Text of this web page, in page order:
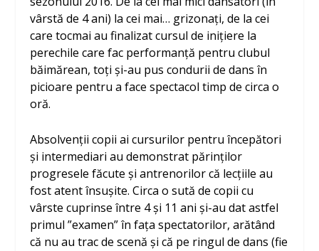
vârstă de 4 ani) la cei mai… grizonați, de la cei
care tocmai au finalizat cursul de inițiere la
perechile care fac performanță pentru clubul
băimărean, toți și-au pus condurii de dans în
picioare pentru a face spectacol timp de circa o
oră.
Absolvenții copii ai cursurilor pentru începători
și intermediari au demonstrat părinților
progresele făcute și antrenorilor că lecțiile au
fost atent însușite. Circa o sută de copii cu
vârste cuprinse între 4 și 11 ani și-au dat astfel
primul ”examen” în fața spectatorilor, arătând
că nu au trac de scenă și că pe ringul de dans (fie